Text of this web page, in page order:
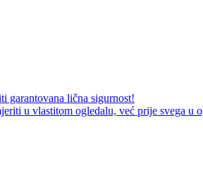
garantovana lična sigurnost!
u vlastitom ogledalu, već prije svega